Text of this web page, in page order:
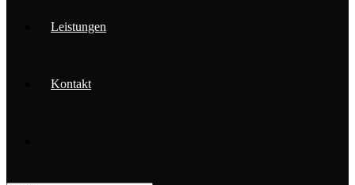
Leistungen
Kontakt